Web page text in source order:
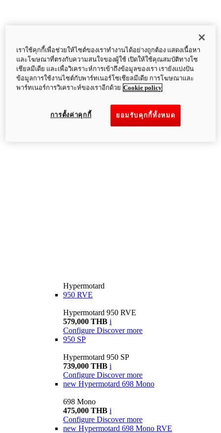
Hypermotard
950 RVE
Hypermotard 950 RVE
579,000 THB i
Configure Discover more
950 SP
Hypermotard 950 SP
739,000 THB i
Configure Discover more
new Hypermotard 698 Mono
698 Mono
475,000 THB i
Configure Discover more
new Hypermotard 698 Mono RVE
เราใช้คุกกี้เพื่อช่วยให้ไซต์ของเราทำงานได้อย่างถูกต้อง แสดงเนื้อหา
และโฆษณาที่ตรงกับความสนใจของผู้ใช้ เปิดให้ใช้คุณสมบัติทางโซ
เชียลมีเดีย และเพื่อวิเคราะห์การเข้าถึงข้อมูลของเรา เรายังแบ่งปัน
ข้อมูลการใช้งานไซต์กับพาร์ทเนอร์โซเชียลมีเดีย การโฆษณาและ
พาร์ทเนอร์การวิเคราะห์ของเราอีกด้วย Cookie policy
ยอมรับคุกกี้ทั้งหมด
การตั้งค่าคุกกี้